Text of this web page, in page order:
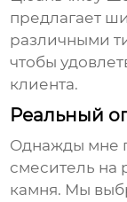
предлагает
различными
чтобы
клиента.
Реальный
Однажды мне
смеситель на
камня. Мы